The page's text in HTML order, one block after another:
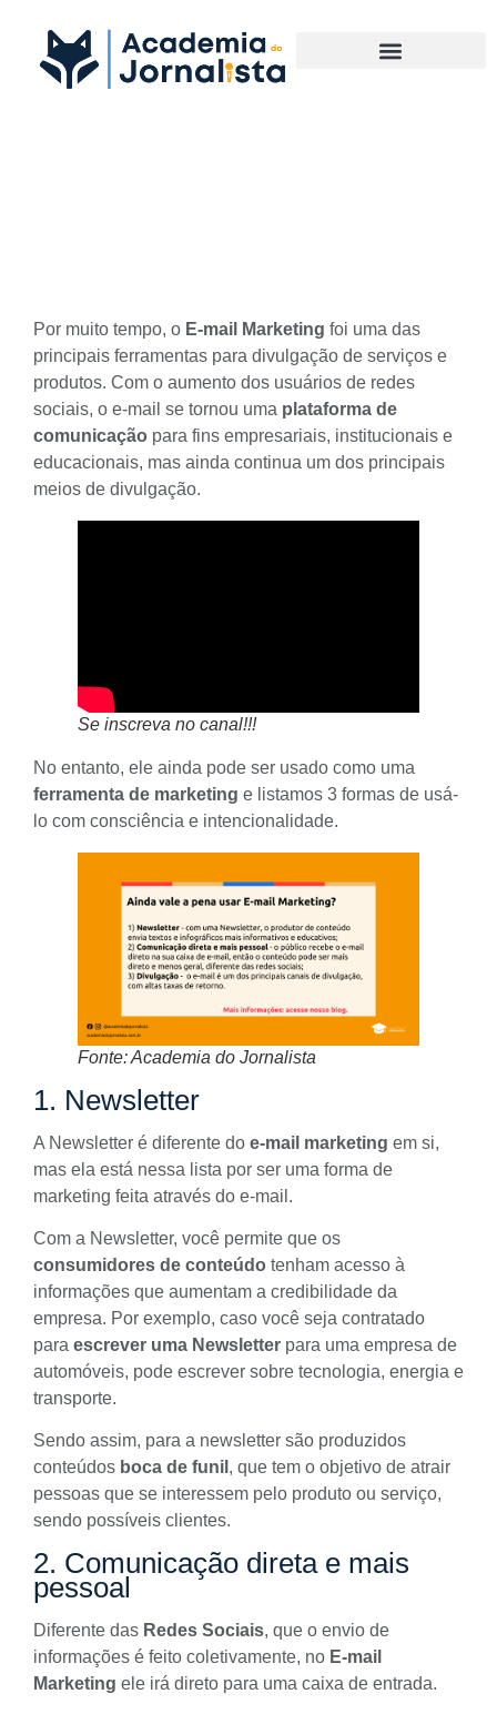
Por muito tempo, o E-mail Marketing foi uma das
principais ferramentas para divulgação de serviços e
produtos. Com o aumento dos usuários de redes
sociais, o e-mail se tornou uma plataforma de
comunicação para fins empresariais, institucionais e
educacionais, mas ainda continua um dos principais
meios de divulgação.
Se inscreva no canal!!!
No entanto, ele ainda pode ser usado como uma
ferramenta de marketing e listamos 3 formas de usá-
lo com consciência e intencionalidade.
Fonte: Academia do Jornalista
1. Newsletter
A Newsletter é diferente do e-mail marketing em si,
mas ela está nessa lista por ser uma forma de
marketing feita através do e-mail.
Com a Newsletter, você permite que os
consumidores de conteúdo tenham acesso à
informações que aumentam a credibilidade da
empresa. Por exemplo, caso você seja contratado
para escrever uma Newsletter para uma empresa de
automóveis, pode escrever sobre tecnologia, energia e
transporte.
Sendo assim, para a newsletter são produzidos
conteúdos boca de funil , que tem o objetivo de atrair
pessoas que se interessem pelo produto ou serviço,
sendo possíveis clientes.
2. Comunicação direta e mais
pessoal
Diferente das Redes Sociais, que o envio de
informações é feito coletivamente, no E-mail
Marketing ele irá direto para uma caixa de entrada.